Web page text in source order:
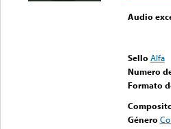
Audio
Sello Alfa
Numero
Formato
Género